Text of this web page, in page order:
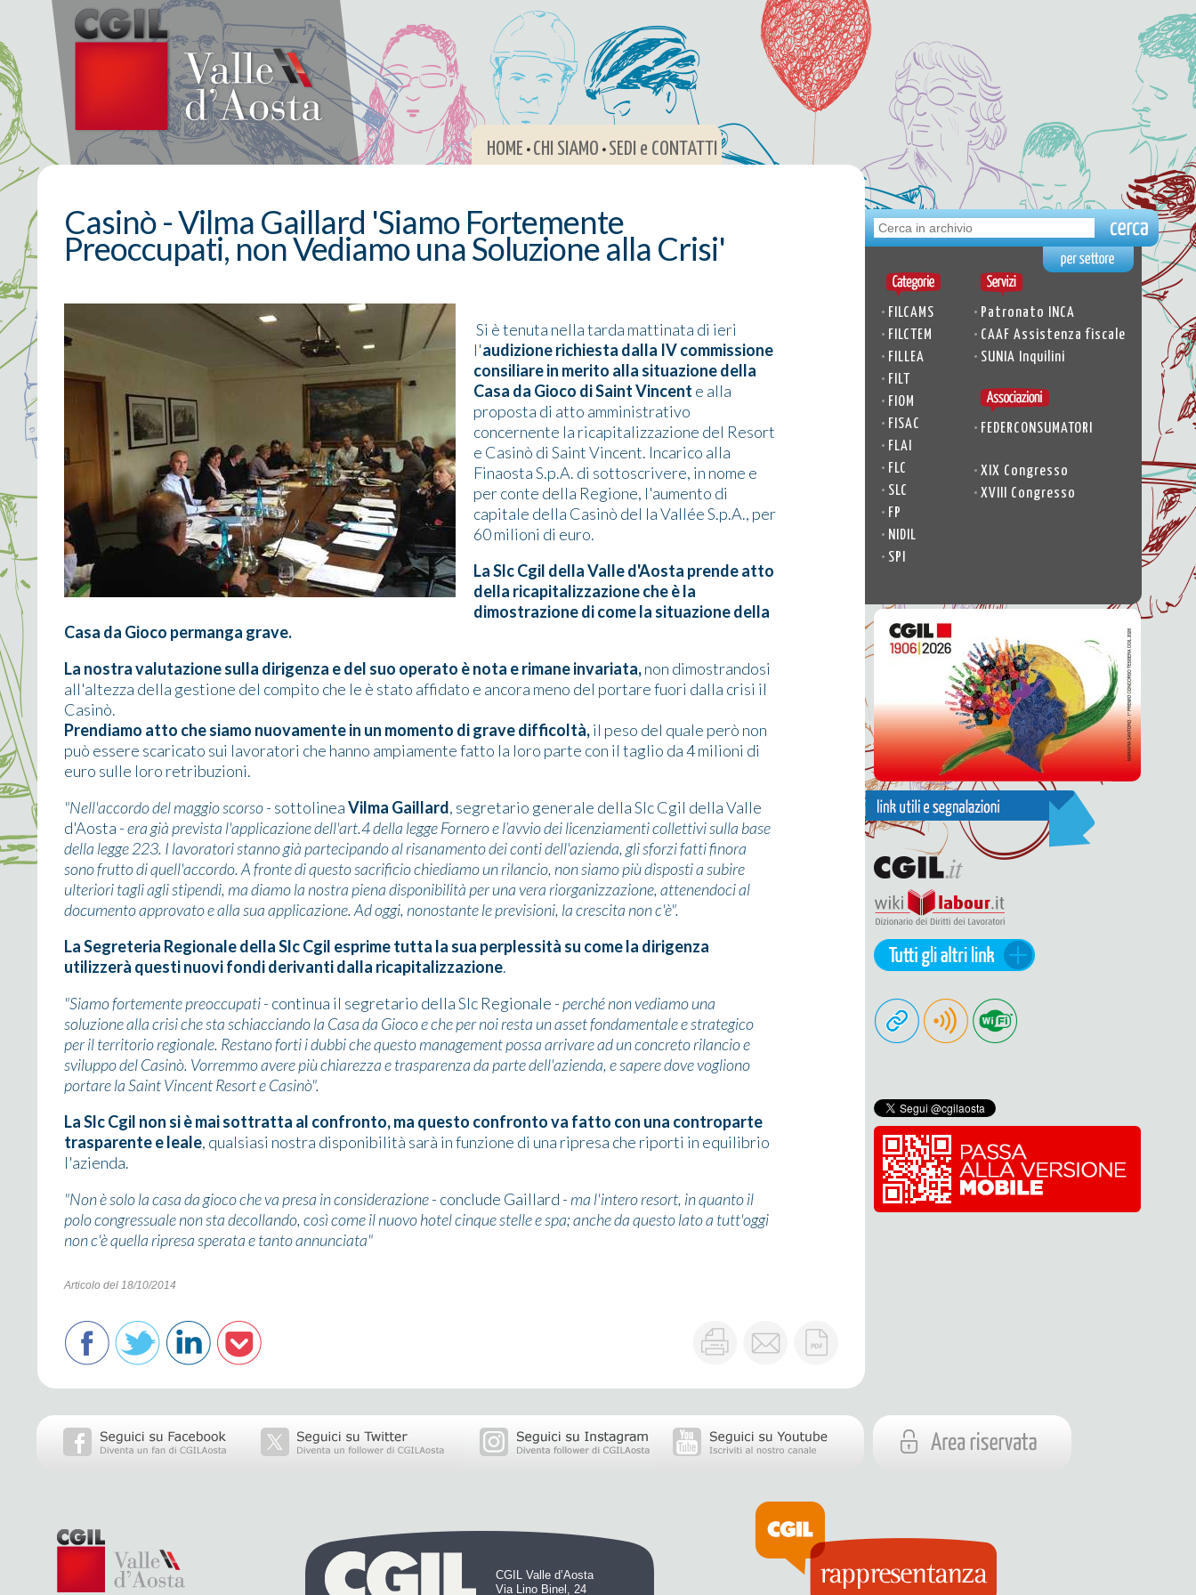
HOME • CHI SIAMO • SEDI e CONTATTI
Casinò - Vilma Gaillard 'Siamo Fortemente
Preoccupati, non Vediamo una Soluzione alla Crisi'
Si è tenuta nella tarda mattinata di ieri
l'audizione richiesta dalla IV commissione
consiliare in merito alla situazione della
Casa da Gioco di Saint Vincent e alla
proposta di atto amministrativo
concernente la ricapitalizzazione del Resort
e Casinò di Saint Vincent. Incarico alla
Finaosta S.p.A. di sottoscrivere, in nome e
per conte della Regione, l'aumento di
capitale della Casinò del la Vallée S.p.A., per
60 milioni di euro.
La Slc Cgil della Valle d'Aosta prende atto
della ricapitalizzazione che è la
dimostrazione di come la situazione della
Casa da Gioco permanga grave.
La nostra valutazione sulla dirigenza e del suo operato è nota e rimane invariata,non dimostrandosi
all'altezza della gestione del compito che le è stato affidato e ancora meno del portare fuori dalla crisi il
Casinò.
Prendiamo atto che siamo nuovamente in un momento di grave difficoltà,il peso del quale però non
può essere scaricato sui lavoratori che hanno ampiamente fatto la loro parte con il taglio da 4 milioni di
euro sulle loro retribuzioni.
"Nell'accordo del maggio scorso- sottolineaVilma Gaillard, segretario generale della Slc Cgil della Valle
d'Aosta -era già prevista l'applicazione dell'art.4 della legge Fornero e l’avvio dei licenziamenti collettivi sulla base
della legge 223. I lavoratori stanno già partecipando al risanamento dei conti dell'azienda, gli sforzi fatti finora
sono frutto di quell'accordo. A fronte di questo sacrificio chiediamo un rilancio, non siamo più disposti a subire
ulteriori tagli agli stipendi, ma diamo la nostra piena disponibilità per una vera riorganizzazione, attenendoci al
documento approvato e alla sua applicazione. Ad oggi, nonostante le previsioni, la crescita non c'è".
La Segreteria Regionale della Slc Cgil esprime tutta la sua perplessità su come la dirigenza
utilizzerà questi nuovi fondi derivanti dalla ricapitalizzazione.
"Siamo fortemente preoccupati- continua il segretario della Slc Regionale - perché non vediamo una
soluzione alla crisi che sta schiacciando la Casa da Gioco e che per noi resta un asset fondamentale e strategico
per il territorio regionale. Restano forti i dubbi che questo management possa arrivare ad un concreto rilancio e
sviluppo del Casinò. Vorremmo avere più chiarezza e trasparenza da parte dell'azienda, e sapere dove vogliono
portare la Saint Vincent Resort e Casinò".
La Slc Cgil non si è mai sottratta al confronto, ma questo confronto va fatto con una controparte
trasparente e leale, qualsiasi nostra disponibilità sarà in funzione di una ripresa che riporti in equilibrio
l'azienda.
"Non è solo la casa da gioco che va presa in considerazione- conclude Gaillard - ma l'intero resort, in quanto il
polo congressuale non sta decollando, così come il nuovo hotel cinque stelle e spa; anche da questo lato a tutt'oggi
non c'è quella ripresa sperata e tanto annunciata"
Articolo del 18/10/2014
• FILCAMS
• FILCTEM
• FILLEA
• FILT
• FIOM
• FISAC
• FLAI
• FLC
• SLC
• FP
• NIDIL
• SPI
• Patronato INCA
• CAAF Assistenza fiscale
• SUNIA Inquilini
• FEDERCONSUMATORI
• XIX Congresso
• XVIII Congresso
CGIL Valle d’Aosta
Via Lino Binel, 24